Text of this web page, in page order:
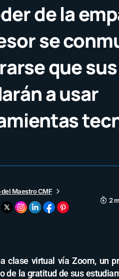
de la
se
que
a usar
del Maestro CMF
2
clase virtual vía Zoom, un
de la gratitud de sus